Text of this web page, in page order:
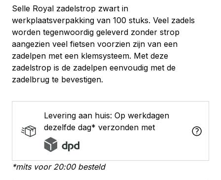
zadelstrop
zw
(100)
aantal
Selle Royal zadelstrop zwart in
werkplaatsverpakking van 100 stuks. Veel zadels
worden tegenwoordig geleverd zonder strop
aangezien veel fietsen voorzien zijn van een
zadelpen met een klemsysteem. Met deze
zadelstrop is de zadelpen eenvoudig met de
zadelbrug te bevestigen.
Levering aan huis: Op werkdagen
dezelfde dag* verzonden met
*mits voor 20:00 besteld